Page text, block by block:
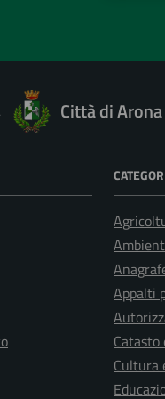
Città di Arona
Appalti
Cultura